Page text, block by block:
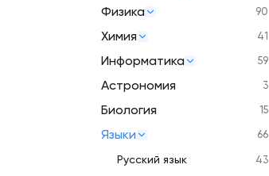
Физика 90
Химия 41
Информатика 59
Астрономия 3
Биология 15
Языки 66
Русский язык 43